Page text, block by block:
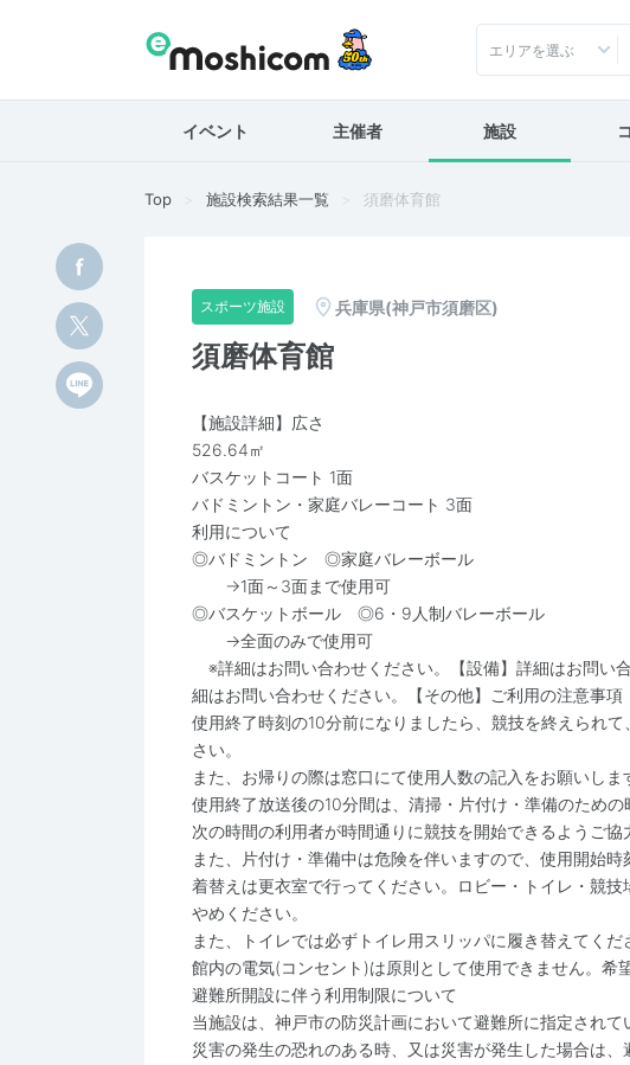
エリアを選ぶ
イベント 主催者 施設
Top 施設検索結果一覧 須磨体育館
スポーツ施設 兵庫県(神戸市須磨区)
須磨体育館
【施設詳細】広さ
526.64㎡
バスケットコート 1面
バドミントン・家庭バレーコート 3面
利用について
◎バドミントン ◎家庭バレーボール
→1面～3面まで使用可
◎バスケットボール ◎6・9人制バレーボール
→全面のみで使用可
※詳細はお問い合わせください。【設備】詳細はお問い
細はお問い合わせください。【その他】ご利用の注意事項
使用終了時刻の10分前になりましたら、競技を終えられ
さい。
また、お帰りの際は窓口にて使用人数の記入をお願いしま
使用終了放送後の10分間は、清掃・片付け・準備のための
次の時間の利用者が時間通りに競技を開始できるようご協
また、片付け・準備中は危険を伴いますので、使用開始時
着替えは更衣室で行ってください。ロビー・トイレ・競
やめください。
また、トイレでは必ずトイレ用スリッパに履き替えてくだ
館内の電気(コンセント)は原則として使用できません。希
避難所開設に伴う利用制限について
当施設は、神戸市の防災計画において避難所に指定されて
災害の発生の恐れのある時、又は災害が発生した場合は